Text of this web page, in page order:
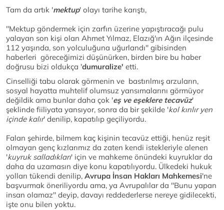
Tam da artık 'mektup' olayı tarihe karıştı,
''Mektup göndermek için zarfın üzerine yapıştıracağı pulu
yalayan son kişi olan Ahmet Yılmaz, Elazığ'ın Ağın ilçesinde
112 yaşında, son yolculuğuna uğurlandı'' gibisinden
haberleri göreceğimizi düşünürken, birden bire bu haber
doğrusu bizi oldukça 'dumuralize' etti.
Cinselliği tabu olarak görmenin ve bastırılmış arzuların,
sosyal hayatta muhtelif olumsuz yansımalarını görmüyor
değildik ama bunlar daha çok 'eş ve eşeklere tecavüz'
şeklinde fiiliyata yansıyor, sonra da bir şekilde 'kol kırılır yen
içinde kalır' denilip, kapatılıp geçiliyordu.
Falan şehirde, bilmem kaç kişinin tecavüz ettiği, henüz reşit
olmayan genç kızlarımız da zaten kendi istekleriyle alenen
'kuyruk salladıkları' için ve mahkeme önündeki kuyruklar da
daha da uzamasın diye konu kapatılıyordu. Ülkedeki hukuk
yolları tükendi denilip, Avrupa İnsan Hakları Mahkemesi'ne
başvurmak öneriliyordu ama, ya Avrupalılar da ''Bunu yapan
insan olamaz'' deyip, davayı reddederlerse nereye gidilecekti,
işte onu bilen yoktu.